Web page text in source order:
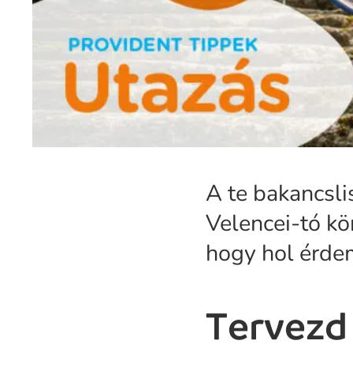
A te
Velencei-tó
hogy hol